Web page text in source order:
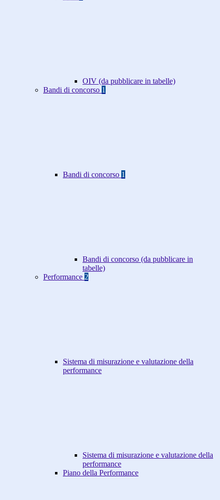
OIV (da pubblicare in tabelle)
Bandi di concorso 1
Bandi di concorso 1
Bandi di concorso (da pubblicare in
tabelle)
Performance 2
Sistema di misurazione e valutazione della
performance
Sistema di misurazione e valutazione della
performance
Piano della Performance